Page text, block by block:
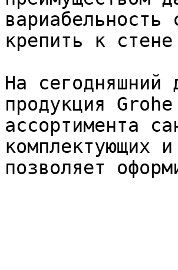
крепить к
На сегодняшний
продукция
ассортимента
комплектующих
позволяет